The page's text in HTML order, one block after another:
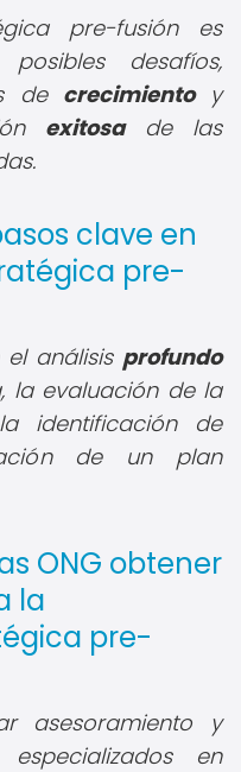
pre-fusión es
desafíos,
de crecimientoy
exitosade las
clave en
pre-
análisis profundo
la evaluación de la
identificación de
de un plan
ONG obtener
la
pre-
asesoramiento y
en